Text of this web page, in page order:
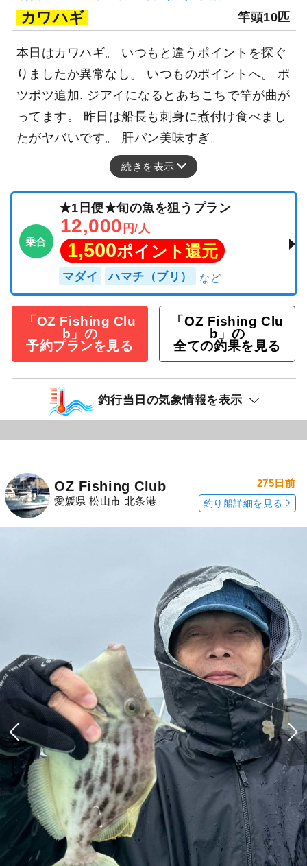
カワハギ 竿頭10匹
本日はカワハギ。 いつもと違うポイントを探ぐ
りましたか異常なし。 いつものポイントへ。 ポ
ツポツ追加. ジアイになるとあちこちで竿が曲が
ってます。 昨日は船長も刺身に煮付け食べまし
たがヤバいです。 肝パン美味すぎ。
続きを表示
乗合
★1日便★旬の魚を狙うプラン
12,000 円/人
1,500ポイント還元
マダイ ハマチ（ブリ）
「OZ Fishing Clu
b」の
予約プランを見る
「OZ Fishing Clu
b」の
全ての釣果を見る
釣行当日の気象情報を表示
OZ Fishing Club
愛媛県 松山市 北条港
275日前
釣り船詳細を見る